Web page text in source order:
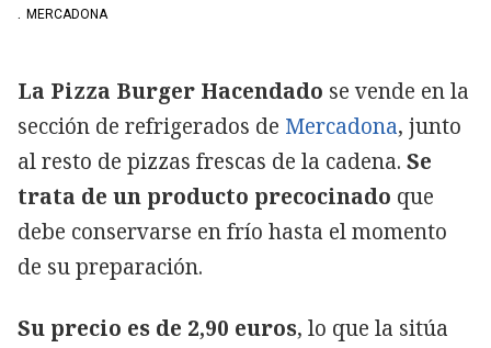
. MERCADONA
La Pizza Burger Hacendado se vende en la
sección de refrigerados de Mercadona, junto
al resto de pizzas frescas de la cadena. Se
trata de un producto precocinado que
debe conservarse en frío hasta el momento
de su preparación.
Su precio es de 2,90 euros, lo que la sitúa